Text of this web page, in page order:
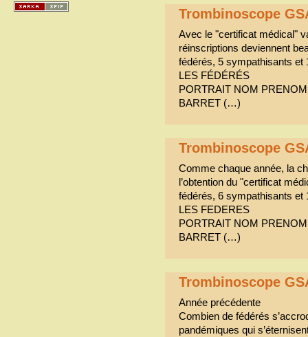
Trombinoscope
Avec le "certificat médical"
réinscriptions deviennent
fédérés, 5 sympathisants et
LES FÉDÉRÉS
PORTRAIT NOM
BARRET (…)
Trombinoscope
Comme chaque année, la
l’obtention du "certificat
fédérés, 6 sympathisants et
LES FEDERES
PORTRAIT NOM
BARRET (…)
Trombinoscope
Année précédente
Combien de fédérés
pandémiques qui